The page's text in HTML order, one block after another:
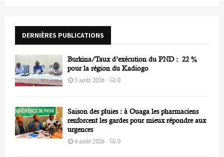
r
DERNIÈRES PUBLICATIONS
Burkina/Taux d’exécution du PND : 22 %
pour la région du Kadiogo
5 août 2026 0
Saison des pluies : à Ouaga les pharmaciens
renforcent les gardes pour mieux répondre aux
urgences
4 août 2026 0